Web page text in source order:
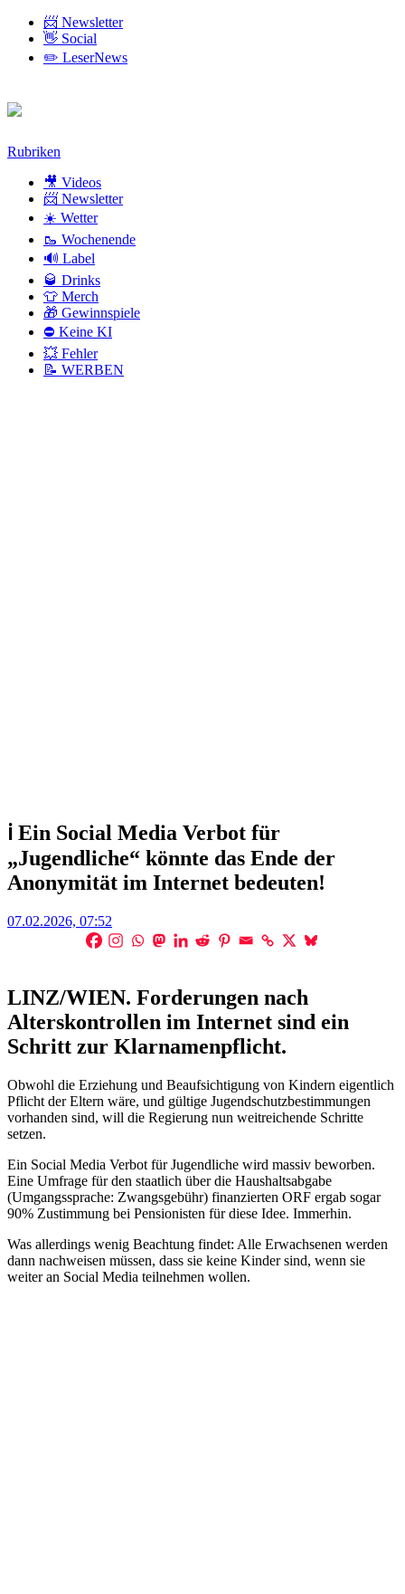
📨 Newsletter
👋 Social
✏️ LeserNews
Zum
Rubriken
🎥 Videos
📨 Newsletter
☀️ Wetter
🥾 Wochenende
🔊 Label
🥃 Drinks
👕 Merch
🎁 Gewinnspiele
⛔ Keine KI
💥 Fehler
📝 WERBEN
ℹ️ Ein Social Media Verbot für
„Jugendliche“ könnte das Ende der
Anonymität im Internet bedeuten!
Posted
07.02.2026, 07:52
LINZ/WIEN. Forderungen nach
Alterskontrollen im Internet sind ein
Schritt zur Klarnamenpflicht.
Obwohl die Erziehung und Beaufsichtigung von Kindern eigentlich
Pflicht der Eltern wäre, und gültige Jugendschutzbestimmungen
vorhanden sind, will die Regierung nun weitreichende Schritte
setzen.
Ein Social Media Verbot für Jugendliche wird massiv beworben.
Eine Umfrage für den staatlich über die Haushaltsabgabe
(Umgangssprache: Zwangsgebühr) finanzierten ORF ergab sogar
90% Zustimmung bei Pensionisten für diese Idee. Immerhin.
Was allerdings wenig Beachtung findet: Alle Erwachsenen werden
dann nachweisen müssen, dass sie keine Kinder sind, wenn sie
weiter an Social Media teilnehmen wollen.